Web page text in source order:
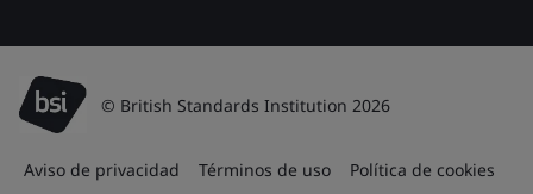
© British Standards Institution 2026
Aviso de privacidad Términos de uso Política de cookies